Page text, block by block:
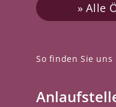
So finden Sie uns
Alle